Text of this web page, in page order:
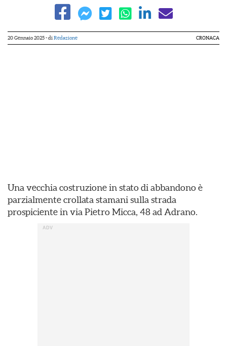
20 Gennaio 2025- di Redazione CRONACA
Una vecchia costruzione in stato di abbandono è
parzialmente crollata stamani sulla strada
prospiciente in via Pietro Micca, 48 ad Adrano.